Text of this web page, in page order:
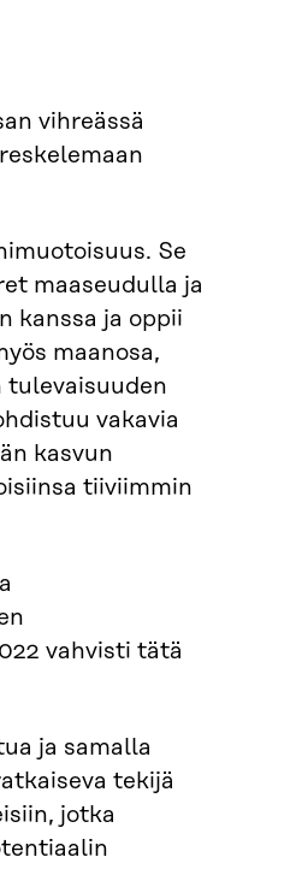
vihreässä
Se
maaseudulla ja
kanssa ja oppii
maanosa,
tulevaisuuden
vakavia
kasvun
tiiviimmin
vahvisti tätä
ja samalla
tekijä
jotka